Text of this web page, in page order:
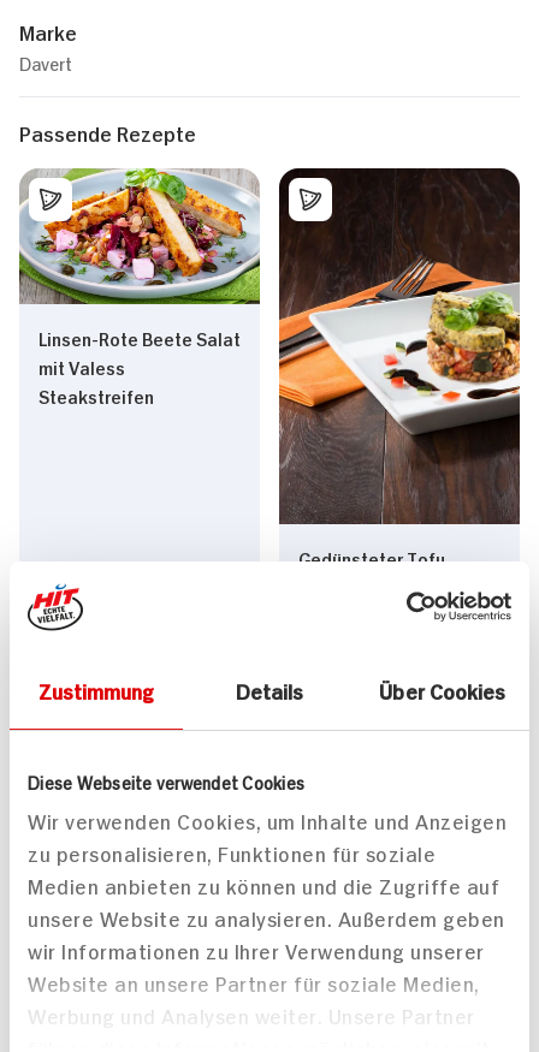
Zustimmung Details Über Cookies
Diese Webseite verwendet Cookies
Wir verwenden Cookies, um Inhalte und Anzeigen
zu personalisieren, Funktionen für soziale
Medien anbieten zu können und die Zugriffe auf
unsere Website zu analysieren. Außerdem geben
wir Informationen zu Ihrer Verwendung unserer
Website an unsere Partner für soziale Medien,
Werbung und Analysen weiter. Unsere Partner
Marke
Davert
Passende Rezepte
Linsen-Rote Beete Salat
mit Valess
Steakstreifen
40 min
Vegetarisch
Gedünsteter Tofu
Basilico an lauwarmen
Balsamicolinsen
Marokkanische
Linsensuppe
50 min
614 kcal p. Portion
Marokkanische
Linsensuppe
50 min